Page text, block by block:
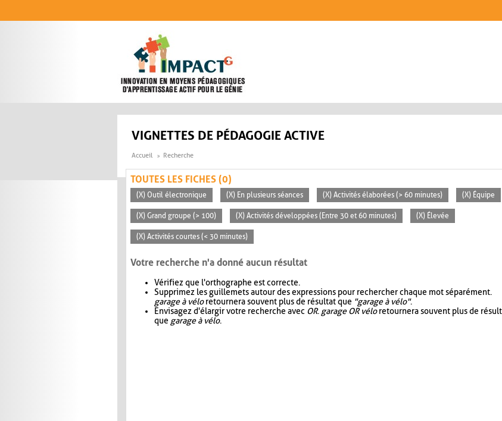
VIGNETTES DE PÉDAGOGIE ACTIVE
Accueil Recherche
TOUTES LES FICHES (0)
(X) Outil électronique (X) En plusieurs séances (X) Activités élaborées (> 60 minutes) (X) Équipe
(X) Grand groupe (> 100) (X) Activités développées (Entre 30 et 60 minutes) (X) Élevée
(X) Activités courtes (< 30 minutes)
Votre recherche n'a donné aucun résultat
Vérifiez que l'orthographe est correcte.
Supprimez les guillemets autour des expressions pour rechercher chaque mot séparément.
garage à véloretournera souvent plus de résultat que "garage à vélo".
Envisagez d'élargir votre recherche avec OR. garage OR véloretournera souvent plus de
que garage à vélo.